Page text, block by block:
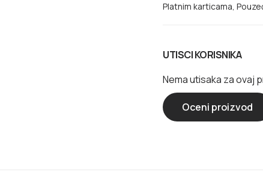
Platnim karticama,
UTISCI KORISNIKA
Nema utisaka za ovaj
Oceni proizvod